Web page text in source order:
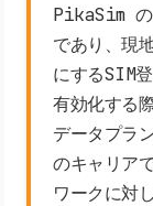
PikaSim
であり、現
にするSIM登
有効化する
データプラ
のキャリア
ワークに対